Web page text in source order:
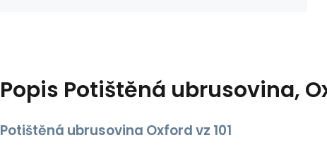
Popis Potištěná ubrusovina,
Potištěná ubrusovina Oxford vz 101